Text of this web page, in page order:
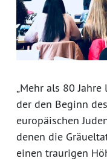
„Mehr als 80
der den Beginn
europäischen
denen die
einen traurigen